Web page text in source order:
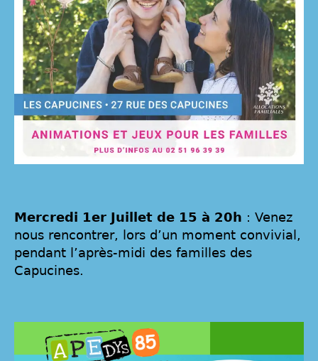
Mercredi 1er Juillet de 15 à 20h : Venez
nous rencontrer, lors d’un moment convivial,
pendant l’après-midi des familles des
Capucines.